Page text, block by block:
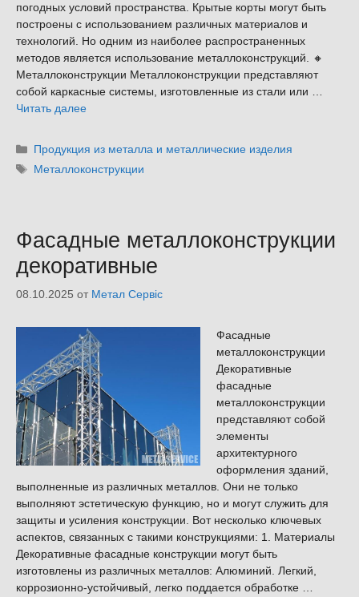
погодных условий пространства. Крытые корты могут быть
построены с использованием различных материалов и
технологий. Но одним из наиболее распространенных
методов является использование металлоконструкций. 🔸
Металлоконструкции Металлоконструкции представляют
собой каркасные системы, изготовленные из стали или …
Читать далее
Рубрики
Продукция из металла и металлические изделия
Метки
Металлоконструкции
Фасадные металлоконструкции
декоративные
08.10.2025 от Метал Сервіс
Фасадные
металлоконструкции
Декоративные
фасадные
металлоконструкции
представляют собой
элементы
архитектурного
оформления зданий,
выполненные из различных металлов. Они не только
выполняют эстетическую функцию, но и могут служить для
защиты и усиления конструкции. Вот несколько ключевых
аспектов, связанных с такими конструкциями: 1. Материалы
Декоративные фасадные конструкции могут быть
изготовлены из различных металлов: Алюминий. Легкий,
коррозионно-устойчивый, легко поддается обработке …